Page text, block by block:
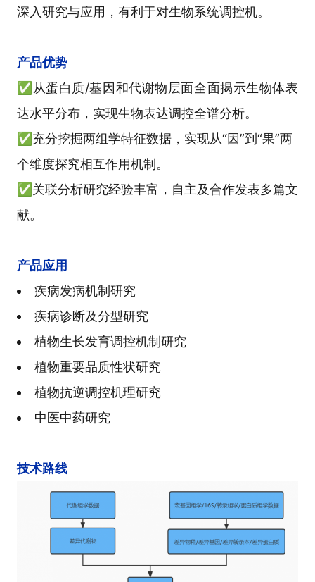
深入研究与应用，有利于对生物系统调控机。
产品优势
✅从蛋白质/基因和代谢物层面全面揭示生物体表
达水平分布，实现生物表达调控全谱分析。
✅充分挖掘两组学特征数据，实现从“因”到“果”两
个维度探究相互作用机制。
✅关联分析研究经验丰富，自主及合作发表多篇文
献。
产品应用
疾病发病机制研究
疾病诊断及分型研究
植物生长发育调控机制研究
植物重要品质性状研究
植物抗逆调控机理研究
中医中药研究
技术路线